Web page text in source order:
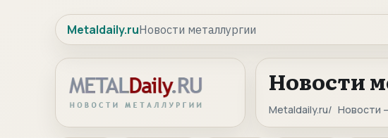
Metaldaily.ruНовости металлургии
Новости
Metaldaily.ru Новости